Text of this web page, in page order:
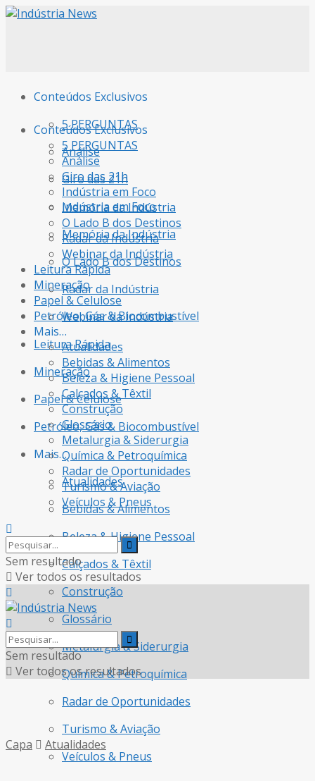
Conteúdos Exclusivos
5 PERGUNTAS
Análise
Giro das 21h
Indústria em Foco
Memória da Indústria
O Lado B dos Destinos
Radar da Indústria
Webinar da Indústria
Leitura Rápida
Mineração
Papel & Celulose
Petróleo, Gás & Biocombustível
Mais…
Atualidades
Bebidas & Alimentos
Beleza & Higiene Pessoal
Calçados & Têxtil
Construção
Glossário
Metalurgia & Siderurgia
Química & Petroquímica
Radar de Oportunidades
Turismo & Aviação
Veículos & Pneus
Conteúdos Exclusivos
5 PERGUNTAS
Análise
Giro das 21h
Indústria em Foco
Memória da Indústria
O Lado B dos Destinos
Radar da Indústria
Webinar da Indústria
Leitura Rápida
Mineração
Papel & Celulose
Petróleo, Gás & Biocombustível
Mais…
Atualidades
Bebidas & Alimentos
Beleza & Higiene Pessoal
Calçados & Têxtil
Construção
Glossário
Metalurgia & Siderurgia
Química & Petroquímica
Radar de Oportunidades
Turismo & Aviação
Veículos & Pneus
Sem resultado
Ver todos os resultados
Sem resultado
Ver todos os resultados
Capa Atualidades